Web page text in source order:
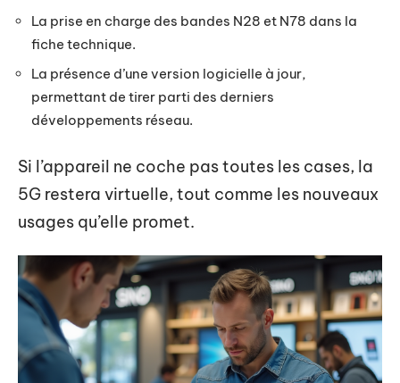
La prise en charge des bandes N28 et N78 dans la
fiche technique.
La présence d’une version logicielle à jour,
permettant de tirer parti des derniers
développements réseau.
Si l’appareil ne coche pas toutes les cases, la
5G restera virtuelle, tout comme les nouveaux
usages qu’elle promet.